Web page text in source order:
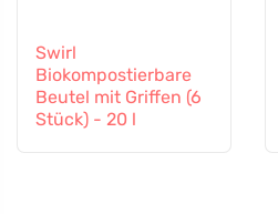
Swirl
Biokompostierbare
Beutel mit Griffen (6
Stück) - 20 l